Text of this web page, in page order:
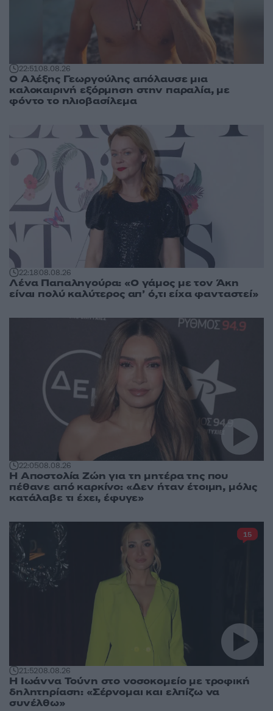
22:5108.08.26
Ο Αλέξης Γεωργούλης απόλαυσε μια
καλοκαιρινή εξόρμηση στην παραλία, με
φόντο το ηλιοβασίλεμα
22:1808.08.26
Λένα Παπαληγούρα: «Ο γάμος με τον Άκη
είναι πολύ καλύτερος απ’ ό,τι είχα φανταστεί»
22:0508.08.26
Η Αποστολία Ζώη για τη μητέρα της που
πέθανε από καρκίνο: «Δεν ήταν έτοιμη, μόλις
κατάλαβε τι έχει, έφυγε»
21:5208.08.26
Η Ιωάννα Τούνη στο νοσοκομείο με τροφική
δηλητηρίαση: «Σέρνομαι και ελπίζω να
συνέλθω»
15